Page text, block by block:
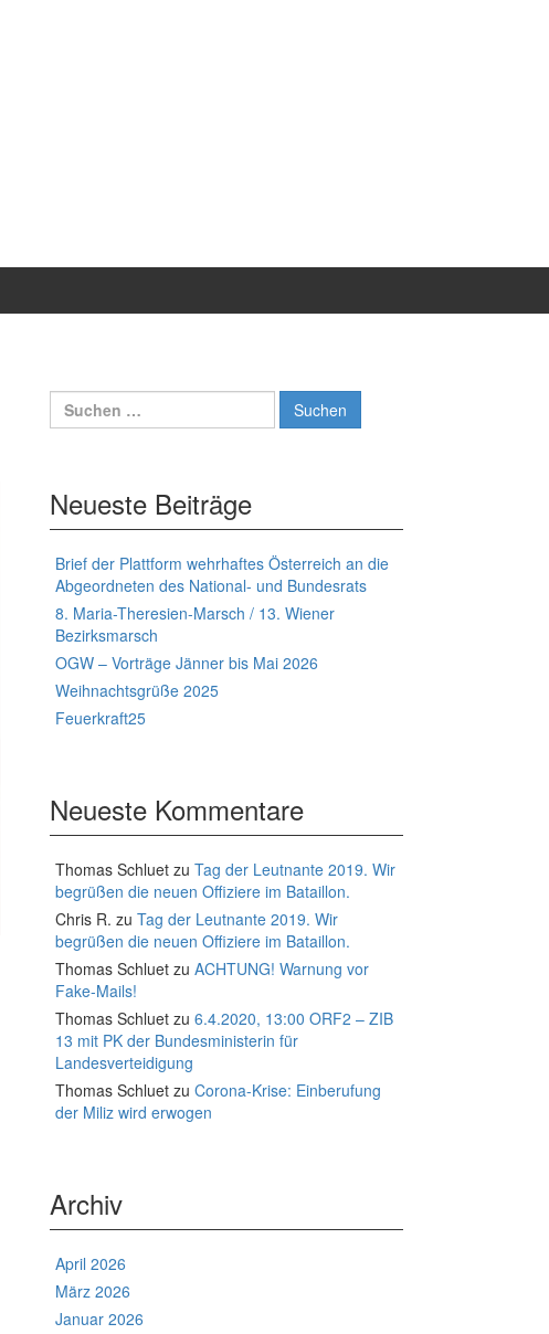
Suchen
nach:
Neueste Beiträge
Brief der Plattform wehrhaftes Österreich an die
Abgeordneten des National- und Bundesrats
8. Maria-Theresien-Marsch / 13. Wiener
Bezirksmarsch
OGW – Vorträge Jänner bis Mai 2026
Weihnachtsgrüße 2025
Feuerkraft25
Neueste Kommentare
Thomas Schluet zu Tag der Leutnante 2019. Wir
begrüßen die neuen Offiziere im Bataillon.
Chris R. zu Tag der Leutnante 2019. Wir
begrüßen die neuen Offiziere im Bataillon.
Thomas Schluet zu ACHTUNG! Warnung vor
Fake-Mails!
Thomas Schluet zu 6.4.2020, 13:00 ORF2 – ZIB
13 mit PK der Bundesministerin für
Landesverteidigung
Thomas Schluet zu Corona-Krise: Einberufung
der Miliz wird erwogen
Archiv
April 2026
März 2026
Januar 2026